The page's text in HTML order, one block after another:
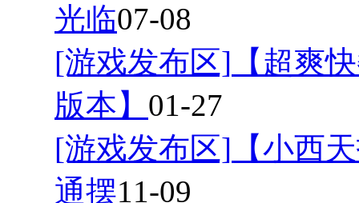
光临07-08
[游戏发布区] 【超爽
版本】 01-27
[游戏发布区] 【小西
通摆11-09